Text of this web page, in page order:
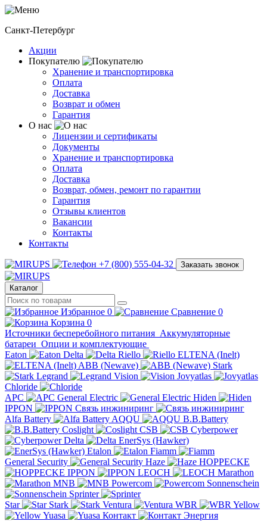
Санкт-Петербург
Акции
Покупателю
Хранение и транспортировка
Оплата
Доставка
Возврат и обмен
Гарантия
О нас
Лицензии и сертификаты
Документы
Хранение и транспортировка
Оплата
Доставка
Возврат, обмен, ремонт по гарантии
Гарантия
Отзывы клиентов
Вакансии
Контакты
Контакты
+7 (800) 555-04-32 Заказать звонок
Каталог
Избранное 0 Сравнение 0
Корзина 0
Источники бесперебойного питания Аккумуляторные
батареи Опции и комплектующие
Eaton
Delta Riello
ELTENA (Inelt)
ABB (Newave)
Stark
Legrand
Vision
Jovyatlas
Chloride
APC
General Electric
Hiden
IPPON
Связь инжиниринг
Alfa Battery
AQQU
B.B.Battery
Coslight
CSB
Cyberpower
Delta
EnerSys (Hawker)
Etalon
Fiamm
General Security
Haze
HOPPECKE
IPPON
LEOCH
Marathon
MNB
Powercom
Sonnenschein
Sprinter
Star
Stark Ventura WBR
Yellow
Yuasa
Контакт Энергия